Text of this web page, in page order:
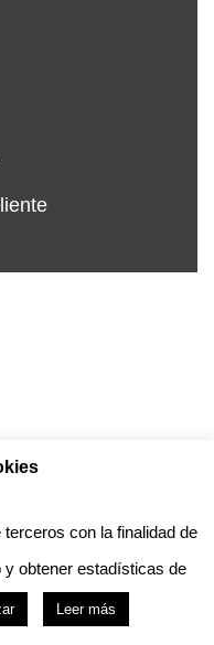
a
Neve
con la finalidad de
obtener estadísticas de
Leer más